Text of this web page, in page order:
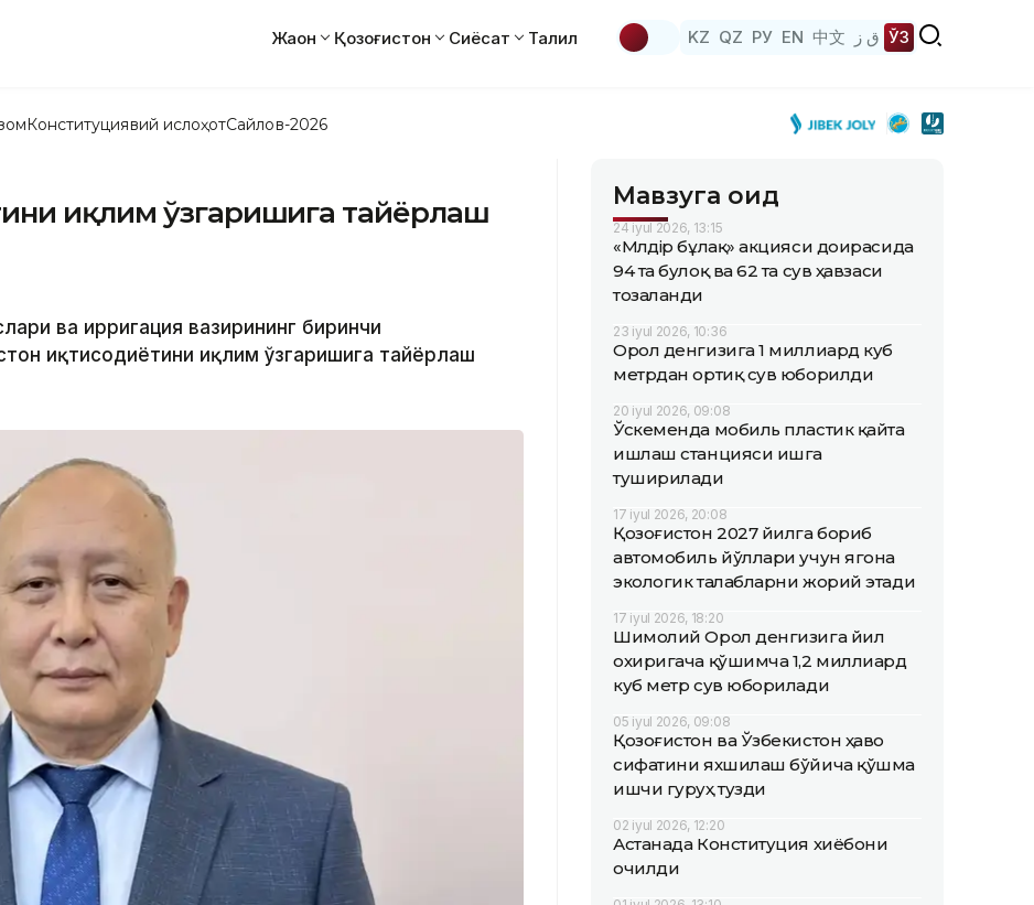
Жаҳон Қозоғистон Сиёсат Таҳлил KZ QZ РУ EN 中文 ق ز ЎЗ
Конституциявий ислоҳотСайлов-2026
иқлим ўзгаришига тайёрлаш
ва ирригация вазирининг биринчи
иқтисодиётини иқлим ўзгаришига тайёрлаш
Мавзуга оид
24 iyul 2026, 13:15
«Мөлдір бұлақ» акцияси доирасида
94 та булоқ ва 62 та сув ҳавзаси
тозаланди
23 iyul 2026, 10:36
Орол денгизига 1 миллиард куб
метрдан ортиқ сув юборилди
20 iyul 2026, 09:08
Ўскеменда мобиль пластик қайта
ишлаш станцияси ишга
туширилади
17 iyul 2026, 20:08
Қозоғистон 2027 йилга бориб
автомобиль йўллари учун ягона
экологик талабларни жорий этади
17 iyul 2026, 18:20
Шимолий Орол денгизига йил
охиригача қўшимча 1,2 миллиард
куб метр сув юборилади
05 iyul 2026, 09:08
Қозоғистон ва Ўзбекистон ҳаво
сифатини яхшилаш бўйича қўшма
ишчи гуруҳ тузди
02 iyul 2026, 12:20
Астанада Конституция хиёбони
очилди